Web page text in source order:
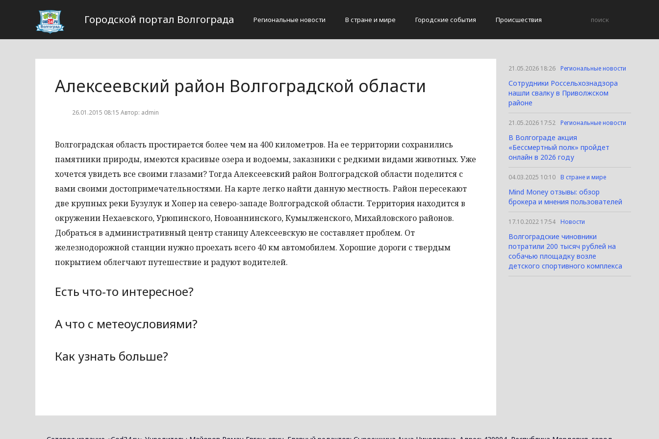
Городской портал Волгограда Региональные новости В стране и мире Городские события Происшествия
Алексеевский район Волгоградской области
26.01.2015 08:15 Автор: admin
Волгоградская область простирается более чем на 400 километров. На ее территории сохранились
памятники природы, имеются красивые озера и водоемы, заказники с редкими видами животных. Уже
хочется увидеть все своими глазами? Тогда Алексеевский район Волгоградской области поделится с
вами своими достопримечательностями. На карте легко найти данную местность. Район пересекают
две крупных реки Бузулук и Хопер на северо-западе Волгоградской области. Территория находится в
окружении Нехаевского, Урюпинского, Новоаннинского, Кумылженского, Михайловского районов.
Добраться в административный центр станицу Алексеевскую не составляет проблем. От
железнодорожной станции нужно проехать всего 40 км автомобилем. Хорошие дороги с твердым
покрытием облегчают путешествие и радуют водителей.
Есть что-то интересное?
А что с метеоусловиями?
Как узнать больше?
21.05.2026 18:26 Региональные новости
Сотрудники Россельхознадзора
нашли свалку в Приволжском
районе
21.05.2026 17:52 Региональные новости
В Волгограде акция
«Бессмертный полк» пройдет
онлайн в 2026 году
04.03.2025 10:10 В стране и мире
Mind Money отзывы: обзор
брокера и мнения пользователей
17.10.2022 17:54 Новости
Волгоградские чиновники
потратили 200 тысяч рублей на
собачью площадку возле
детского спортивного комплекса